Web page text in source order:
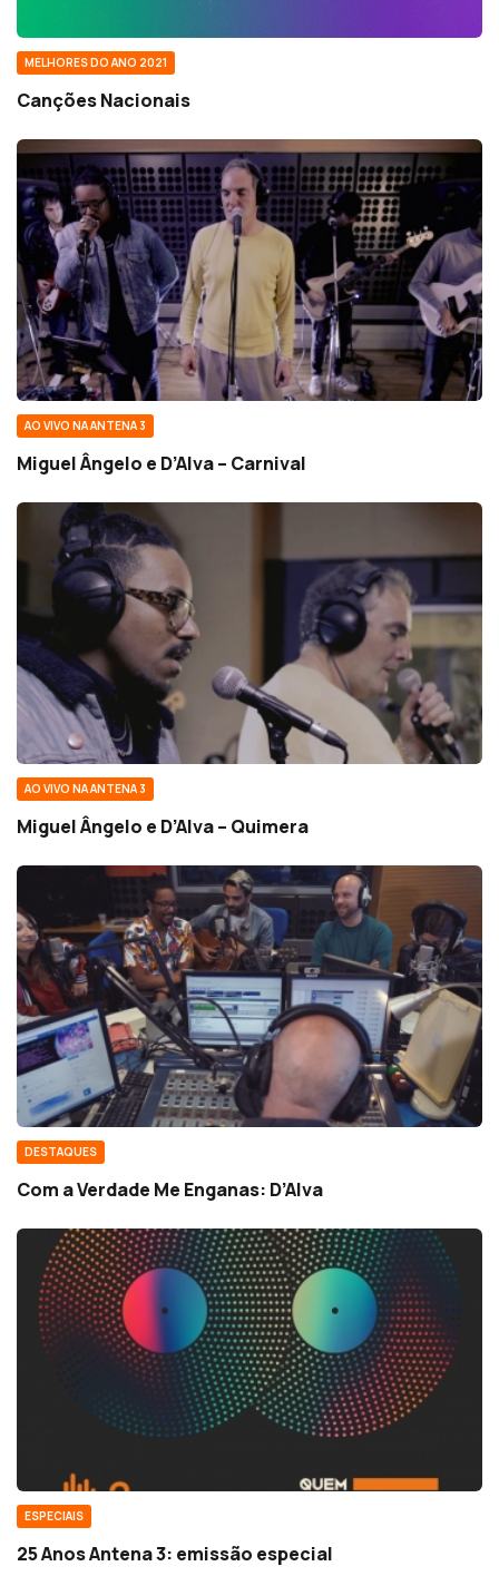
MELHORES DO ANO 2021
Canções Nacionais
AO VIVO NA ANTENA 3
Miguel Ângelo e D’Alva – Carnival
AO VIVO NA ANTENA 3
Miguel Ângelo e D’Alva – Quimera
DESTAQUES
Com a Verdade Me Enganas: D’Alva
ESPECIAIS
25 Anos Antena 3: emissão especial